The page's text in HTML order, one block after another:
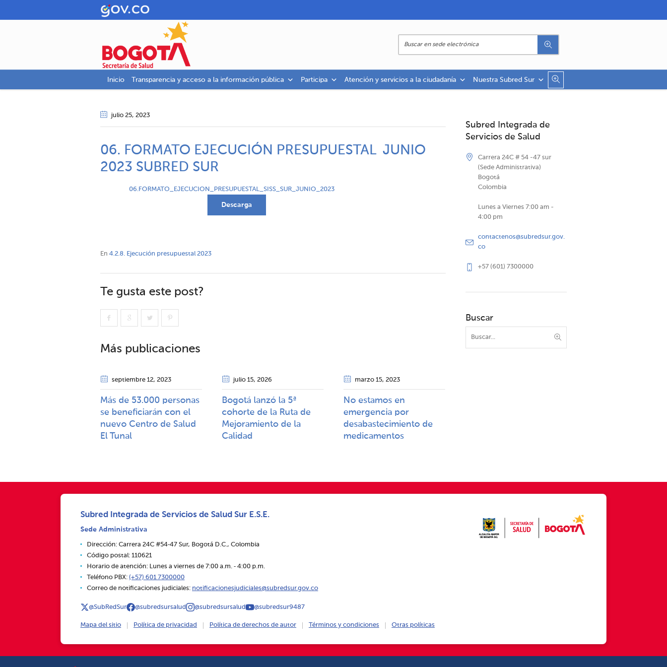
Inicio Transparencia y acceso a la información pública Participa Atención y servicios a la ciudadanía Nuestra Subred Sur
julio 25, 2023
06. FORMATO EJECUCIÓN PRESUPUESTAL JUNIO
2023 SUBRED SUR
06.FORMATO_EJECUCION_PRESUPUESTAL_SISS_SUR_JUNIO_2023
Descarga
En 4.2.8. Ejecución presupuestal 2023
Te gusta este post?
Más publicaciones
septiembre 12, 2023
Más de 53.000 personas
se beneficiarán con el
nuevo Centro de Salud
El Tunal
julio 15, 2026
Bogotá lanzó la 5ª
cohorte de la Ruta de
Mejoramiento de la
Calidad​​
marzo 15, 2023
No estamos en
emergencia por
desabastecimiento de
medicamentos
Subred Integrada de
Servicios de Salud
Carrera 24C # 54 -47 sur
(Sede Administrativa)
Bogotá
Colombia
Lunes a Viernes 7:00 am -
4:00 pm
contactenos@subredsur.gov.
co
+57 (601) 7300000
Buscar
Subred Integrada de Servicios de Salud Sur E.S.E.
Sede Administrativa
Dirección: Carrera 24C #54‑47 Sur, Bogotá D.C., Colombia
Código postal: 110621
Horario de atención: Lunes a viernes de 7:00 a.m. ‑ 4:00 p.m.
Teléfono PBX: (+57) 601 7300000
Correo de notificaciones judiciales: notificacionesjudiciales@subredsur.gov.co
@SubRedSur @subredsursalud @subredsursalud @subredsur9487
Mapa del sitio Política de privacidad Política de derechos de autor Términos y condiciones Otras políticas